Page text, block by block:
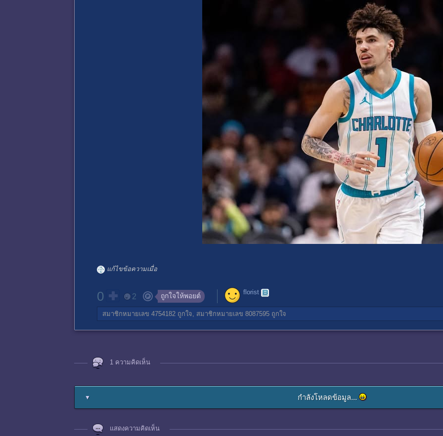
แก้ไขข้อความเมื่อ
0 2 ถูกใจให้พอยต์ florist
สมาชิกหมายเลข 4754182 ถูกใจ, สมาชิกหมายเลข 8087595 ถูกใจ
1 ความคิดเห็น
▼ กำลังโหลดข้อมูล...
แสดงความคิดเห็น